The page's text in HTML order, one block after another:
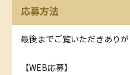
応募方法
最後までご覧いただきありが
【WEB応募】